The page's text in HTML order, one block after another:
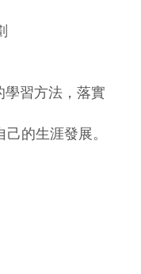
習方法，落實
的生涯發展。